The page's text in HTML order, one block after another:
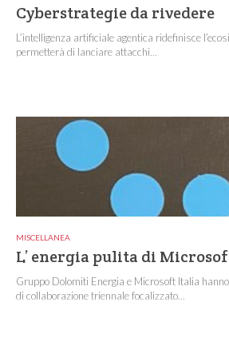
Cyberstrategie da rivedere
L’intelligenza artificiale agentica ridefinisce
permetterà di lanciare attacchi...
MISCELLANEA
L’ energia pulita di
Gruppo Dolomiti Energia e Microsoft Italia
di collaborazione triennale focalizzato...